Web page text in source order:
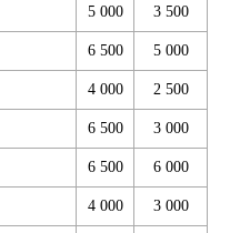
5 000 3 500
6 500 5 000
4 000 2 500
6 500 3 000
6 500 6 000
4 000 3 000